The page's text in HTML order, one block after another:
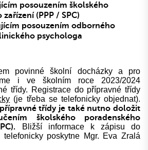
posouzením školského
(PPP / SPC)
posouzením odborného
psychologa
povinné školní docházky a pro
i ve školním roce 2023/2024
třídy. Registrace do přípravné třídy
(je třeba se telefonicky objednat).
třídy je také nutno doložit
školského poradenského
. Bližší informace k zápisu do
telefonicky poskytne Mgr. Eva Zralá